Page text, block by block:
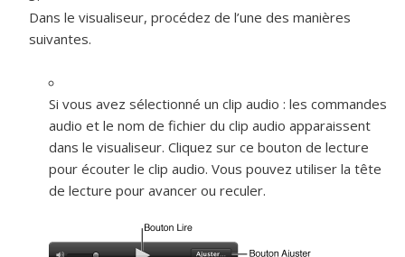
Dans le visualiseur, procédez de l’une des manières
suivantes.
Si vous avez sélectionné un clip audio : les commandes
audio et le nom de fichier du clip audio apparaissent
dans le visualiseur. Cliquez sur ce bouton de lecture
pour écouter le clip audio. Vous pouvez utiliser la tête
de lecture pour avancer ou reculer.